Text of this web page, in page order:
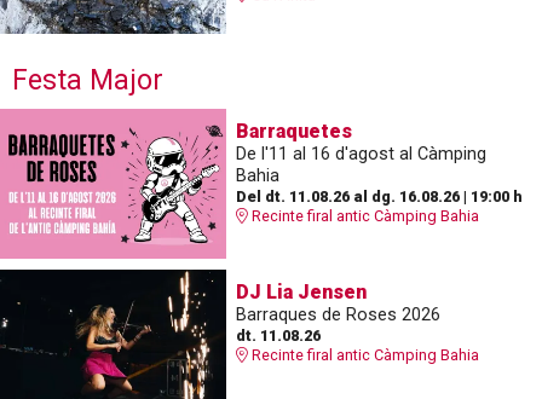
Festa Major
Barraquetes
De l'11 al 16 d'agost al Càmping
Bahia
Del dt. 11.08.26al dg. 16.08.26| 19:00 h
Recinte firal antic Càmping Bahia
DJ Lia Jensen
Barraques de Roses 2026
dt. 11.08.26
Recinte firal antic Càmping Bahia